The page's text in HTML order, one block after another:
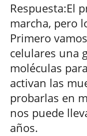
Respuesta:El
marcha, pero
Primero
celulares una
moléculas
activan las
probarlas en
nos puede
años.